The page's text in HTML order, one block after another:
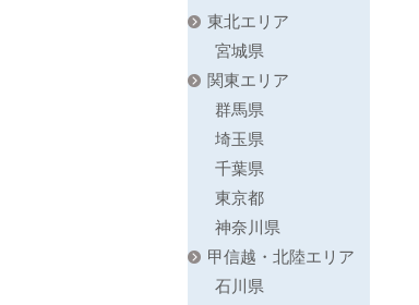
東北エリア
宮城県
関東エリア
群馬県
埼玉県
千葉県
東京都
神奈川県
甲信越・北陸エリア
石川県